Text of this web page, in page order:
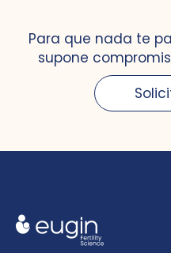
Para que nada te
supone